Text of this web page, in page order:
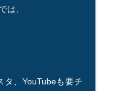
は、
タ、YouTubeも要チ